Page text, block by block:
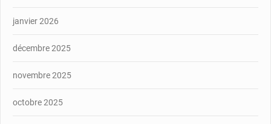
janvier 2026
décembre 2025
novembre 2025
octobre 2025